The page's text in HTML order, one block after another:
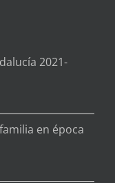
2021-
en época